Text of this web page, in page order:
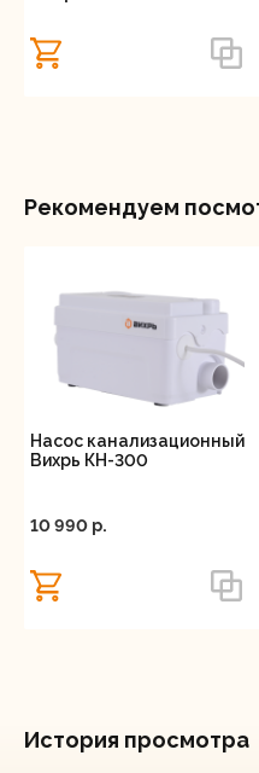
корпуса позволяют
практически в любом
Рекомендуем
Насос канализационный
Вихрь КН-300
10 990 p.
История просмотра